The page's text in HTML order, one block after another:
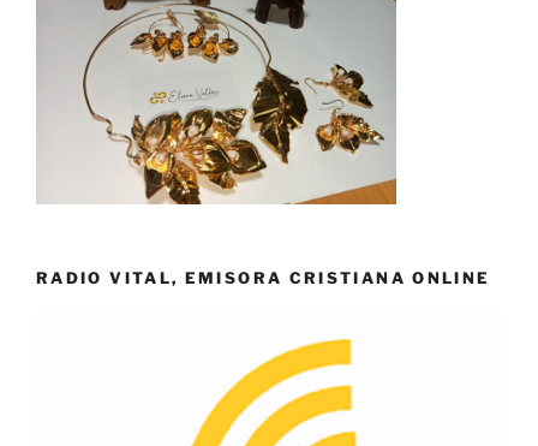
RADIO VITAL, EMISORA CRISTIANA ONLINE